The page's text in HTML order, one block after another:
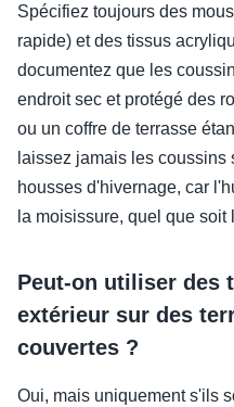
Spécifiez toujours des
rapide) et des tissus
documentez que les
endroit sec et protégé des
ou un coffre de terrasse
laissez jamais les coussins
housses d'hivernage, car
la moisissure, quel que soit
Peut-on utiliser des
extérieur sur des
couvertes ?
Oui, mais uniquement s'ils